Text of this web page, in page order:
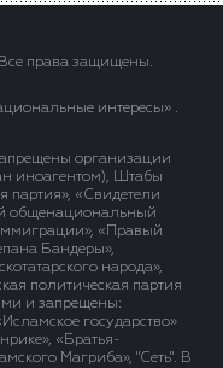
права защищены.
интересы» .
организации
иноагентом), Штабы
партия», «Свидетели
общенациональный
«Правый
Бандеры»,
народа»,
политическая партия
и запрещены:
государство»
«Братья-
Магриба», "Сеть". В